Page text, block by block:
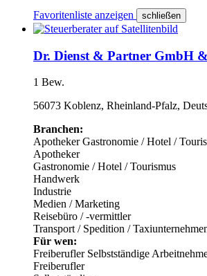
Favoritenliste anzeigen schließen
Dr. Dienst & Partner GmbH
1 Bew.
56073 Koblenz, Rheinland-Pfalz,
Branchen:
ApothekerGastronomie / Hotel /
Apotheker
Gastronomie / Hotel / Tourismus
Handwerk
Industrie
Medien / Marketing
Reisebüro / -vermittler
Transport / Spedition /
Für wen:
Freiberufler Selbstständige
Freiberufler